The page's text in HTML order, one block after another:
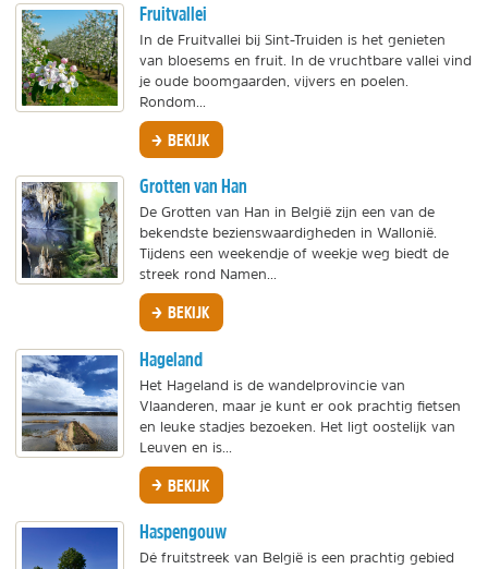
Fruitvallei
In de Fruitvallei bij Sint-Truiden is het genieten
van bloesems en fruit. In de vruchtbare vallei vind
je oude boomgaarden, vijvers en poelen.
Rondom...
BEKIJK
Grotten van Han
De Grotten van Han in België zijn een van de
bekendste bezienswaardigheden in Wallonië.
Tijdens een weekendje of weekje weg biedt de
streek rond Namen...
BEKIJK
Hageland
Het Hageland is de wandelprovincie van
Vlaanderen, maar je kunt er ook prachtig fietsen
en leuke stadjes bezoeken. Het ligt oostelijk van
Leuven en is...
BEKIJK
Haspengouw
Dé fruitstreek van België is een prachtig gebied